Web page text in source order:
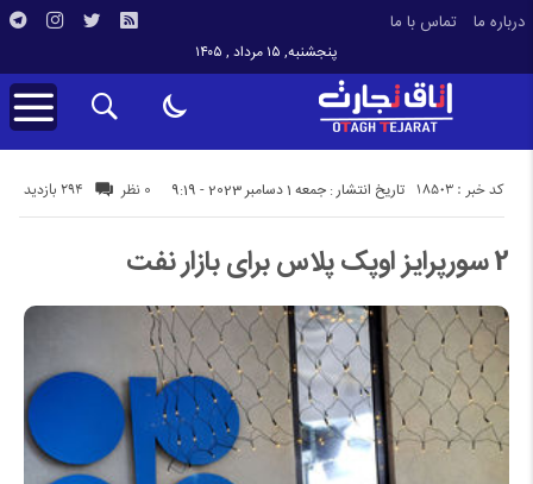
درباره ما تماس با ما
پنجشنبه, ۱۵ مرداد , ۱۴۰۵
تاریخ انتشار : جمعه 1 دسامبر 2023 - 9:19 294 بازدید کد خبر : 18503 0 نظر
2 سورپرایز اوپک پلاس برای بازار نفت